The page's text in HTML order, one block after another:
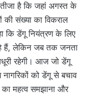
है कि जहां अगस्त के
संख्या का विकराल
कि डेंगू नियंत्रण के लिए
रहे हैं, लेकिन जब तक जनता
रहेगी। आज जो डेंगू
को डेंगू से बचाव
महत्व समझाना और